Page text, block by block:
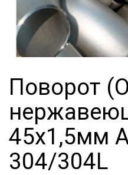
Поворот
45x1,5мм
304/304L